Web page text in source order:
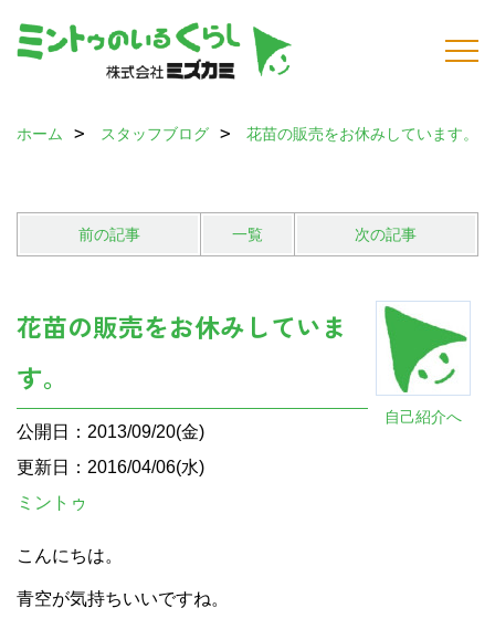
ホーム スタッフブログ 花苗の販売をお休みしています。
前の記事 一覧 次の記事
自己紹介へ
花苗の販売をお休みしていま
す。
公開日：2013/09/20(金)
更新日：2016/04/06(水)
ミントゥ
こんにちは。
青空が気持ちいいですね。